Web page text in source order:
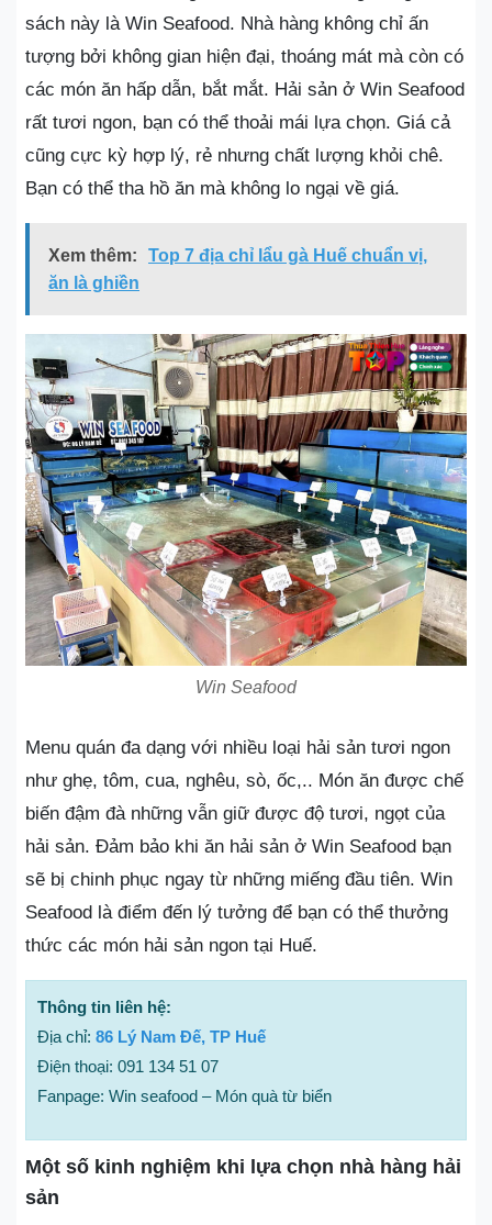
sách này là Win Seafood. Nhà hàng không chỉ ấn
tượng bởi không gian hiện đại, thoáng mát mà còn có
các món ăn hấp dẫn, bắt mắt. Hải sản ở Win Seafood
rất tươi ngon, bạn có thể thoải mái lựa chọn. Giá cả
cũng cực kỳ hợp lý, rẻ nhưng chất lượng khỏi chê.
Bạn có thể tha hồ ăn mà không lo ngại về giá.
Xem thêm:
Top 7 địa chỉ lẩu gà Huế chuẩn vị,
ăn là ghiền
Win Seafood
Menu quán đa dạng với nhiều loại hải sản tươi ngon
như ghẹ, tôm, cua, nghêu, sò, ốc,.. Món ăn được chế
biến đậm đà những vẫn giữ được độ tươi, ngọt của
hải sản. Đảm bảo khi ăn hải sản ở Win Seafood bạn
sẽ bị chinh phục ngay từ những miếng đầu tiên. Win
Seafood là điểm đến lý tưởng để bạn có thể thưởng
thức các món hải sản ngon tại Huế.
Thông tin liên hệ:
Địa chỉ: 86 Lý Nam Đế, TP Huế
Điện thoại: 091 134 51 07
Fanpage: Win seafood – Món quà từ biển
Một số kinh nghiệm khi lựa chọn nhà hàng hải
sản